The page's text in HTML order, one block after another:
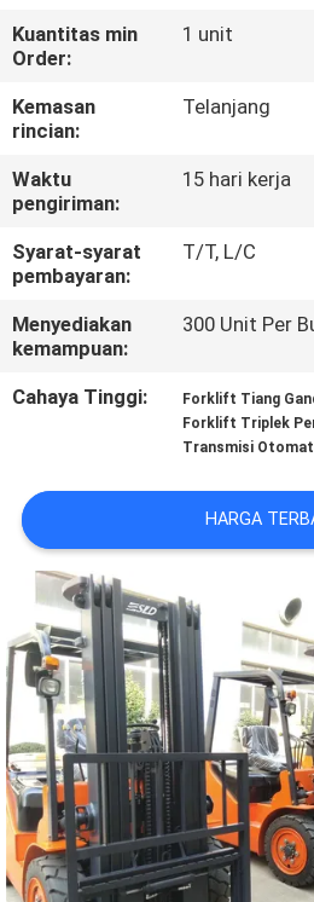
KONTROL
KUALITAS
POLICY
Kuantitas min
Order:
1 unit
Kemasan
rincian:
Telanjang
Waktu
pengiriman:
15 hari kerja
Syarat-syarat
pembayaran:
T/T, L/C
Menyediakan
kemampuan:
300 Unit Per
Cahaya Tinggi: Forklift Tiang
Forklift Triplek
Transmisi
HARGA